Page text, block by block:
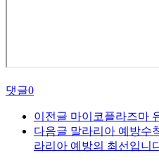
댓글0
이전글 마이코플라즈마
다음글 말라리아 예방수
라리아 예방의 최선입니